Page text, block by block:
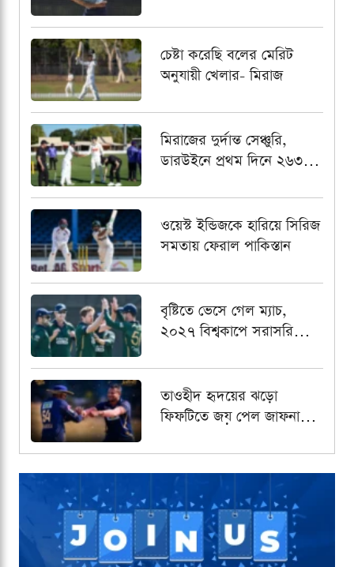
চেষ্টা করেছি বলের মেরিট
অনুযায়ী খেলার- মিরাজ
মিরাজের দুর্দান্ত সেঞ্চুরি,
ডারউইনে প্রথম দিনে ২৬৩
ওয়েস্ট ইন্ডিজকে হারিয়ে সিরিজ
সমতায় ফেরাল পাকিস্তান
বৃষ্টিতে ভেসে গেল ম্যাচ,
২০২৭ বিশ্বকাপে সরাসরি
আয়ারল্যান্ডের
তাওহীদ হৃদয়ের ঝড়ো
ফিফটিতে জয় পেল জাফনা